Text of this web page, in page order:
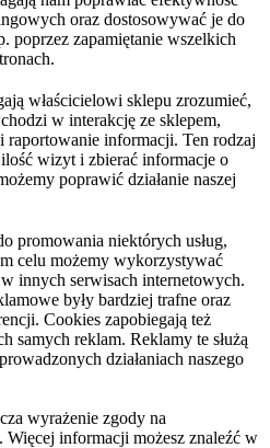
oraz dostosowywać je do
poprzez zapamiętanie wszelkich
właścicielowi sklepu zrozumieć,
w interakcję ze sklepem,
raportowanie informacji. Ten rodzaj
wizyt i zbierać informacje o
poprawić działanie naszej
promowania niektórych usług,
celu możemy wykorzystywać
innych serwisach internetowych.
były bardziej trafne oraz
Cookies zapobiegają też
samych reklam. Reklamy te służą
działaniach naszego
wyrażenie zgody na
informacji możesz znaleźć w